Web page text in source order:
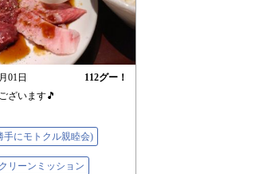
01日 112グー！
ざいます🎵
手にモトクル親睦会)
リーンミッション